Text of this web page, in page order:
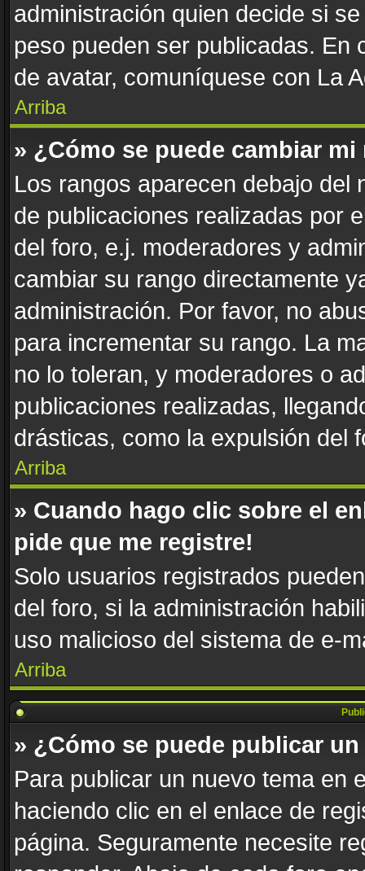
administración quien decide si
peso pueden ser publicadas. En
de avatar, comuníquese con La
Arriba
» ¿Cómo se puede cambiar mi
Los rangos aparecen debajo del
de publicaciones realizadas por
del foro, e.j. moderadores y
cambiar su rango directamente
administración. Por favor, no
para incrementar su rango. La
no lo toleran, y moderadores o
publicaciones realizadas,
drásticas, como la expulsión del
Arriba
» Cuando hago clic sobre el
pide que me registre!
Solo usuarios registrados
del foro, si la administración
uso malicioso del sistema de e-
Arriba
» ¿Cómo se puede publicar
Para publicar un nuevo tema en
haciendo clic en el enlace de
página. Seguramente necesite